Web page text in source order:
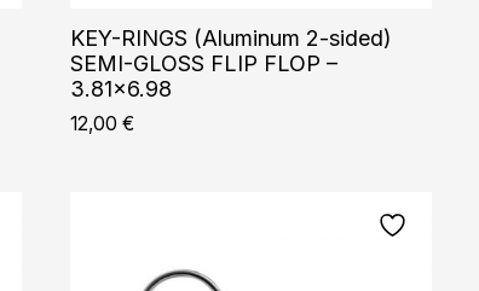
KEY-RINGS (Aluminum 2-sided)
SEMI-GLOSS FLIP FLOP –
3.81×6.98
12,00 €